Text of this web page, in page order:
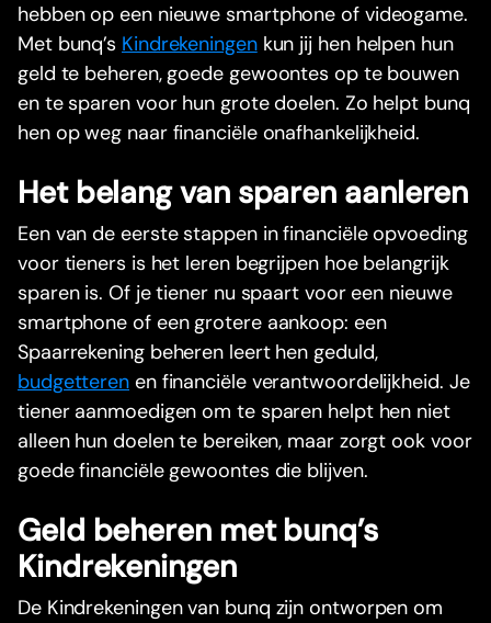
hebben op een nieuwe smartphone of videogame.
Met bunq’s Kindrekeningenkun jij hen helpen hun
geld te beheren, goede gewoontes op te bouwen
en te sparen voor hun grote doelen. Zo helpt bunq
hen op weg naar financiële onafhankelijkheid.
Het belang van sparen aanleren
Een van de eerste stappen in financiële opvoeding
voor tieners is het leren begrijpen hoe belangrijk
sparen is. Of je tiener nu spaart voor een nieuwe
smartphone of een grotere aankoop: een
Spaarrekening beheren leert hen geduld,
budgetteren en financiële verantwoordelijkheid. Je
tiener aanmoedigen om te sparen helpt hen niet
alleen hun doelen te bereiken, maar zorgt ook voor
goede financiële gewoontes die blijven.
Geld beheren met bunq’s
Kindrekeningen
De Kindrekeningen van bunq zijn ontworpen om